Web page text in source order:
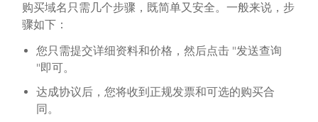
购买域名只需几个步骤，既简单又安全。一般来说，步
骤如下：
您只需提交详细资料和价格，然后点击 "发送查询
"即可。
达成协议后，您将收到正规发票和可选的购买合
同。